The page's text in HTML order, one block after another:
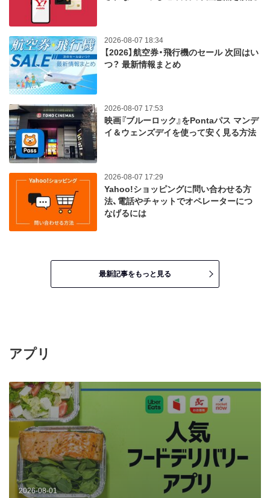
2026-08-07 18:34
【2026】航空券・飛行機のセール 次回はい
つ？ 最新情報まとめ
2026-08-07 17:53
映画『ブルーロック』をPontaパス マンデ
イ＆ウェンズデイを使って安く見る方法
2026-08-07 17:29
Yahoo!ショッピングに問い合わせる方
法、電話やチャットでオペレーターにつ
なげるには
最新記事をもっと見る
アプリ
2026-08-01